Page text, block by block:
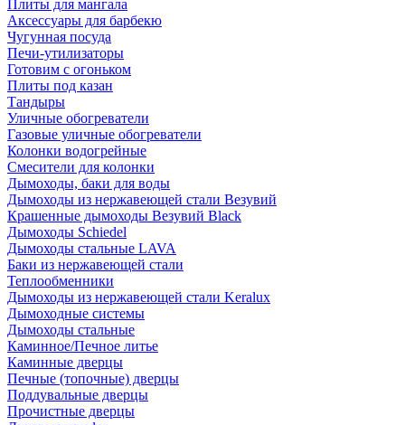
Плиты для мангала
Аксессуары для барбекю
Чугунная посуда
Печи-утилизаторы
Готовим с огоньком
Плиты под казан
Тандыры
Уличные обогреватели
Газовые уличные обогреватели
Колонки водогрейные
Смесители для колонки
Дымоходы, баки для воды
Дымоходы из нержавеющей стали Везувий
Крашенные дымоходы Везувий Black
Дымоходы Schiedel
Дымоходы стальные LAVA
Баки из нержавеющей стали
Теплообменники
Дымоходы из нержавеющей стали Keralux
Дымоходные системы
Дымоходы стальные
Каминное/Печное литье
Каминные дверцы
Печные (топочные) дверцы
Поддувальные дверцы
Прочистные дверцы